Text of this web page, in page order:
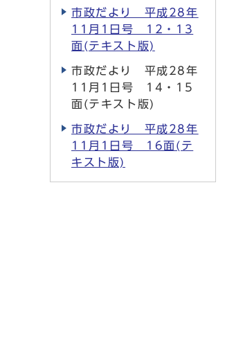
市政だより 平成28年
11月1日号 12・13
面(テキスト版)
市政だより 平成28年
11月1日号 14・15
面(テキスト版)
市政だより 平成28年
11月1日号 16面(テ
キスト版)